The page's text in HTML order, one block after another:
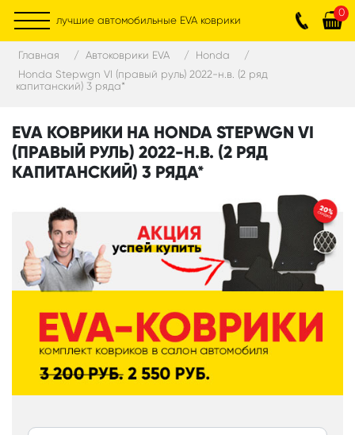
лучшие автомобильные EVA коврики
0
Главная Автоковрики EVA
Honda
Honda Stepwgn VI (правый руль) 2022-н.в. (2 ряд
капитанский) 3 ряда*
EVA КОВРИКИ НА HONDA STEPWGN VI
(ПРАВЫЙ РУЛЬ) 2022-Н.В. (2 РЯД
КАПИТАНСКИЙ) 3 РЯДА*